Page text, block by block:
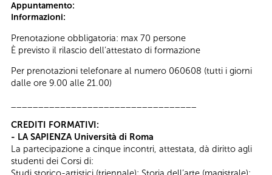
Appuntamento:
Informazioni:
Prenotazione obbligatoria: max 70 persone
È previsto il rilascio dell’attestato di formazione
Per prenotazioni telefonare al numero 060608 (tutti i giorni
dalle ore 9.00 alle 21.00)
CREDITI FORMATIVI:
- LA SAPIENZA Università di Roma
La partecipazione a cinque incontri, attestata, dà diritto agli
studenti dei Corsi di: